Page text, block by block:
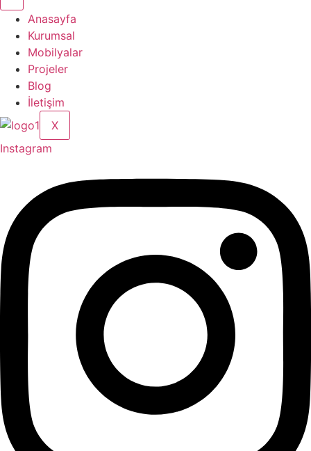
Anasayfa
Kurumsal
Mobilyalar
Projeler
Blog
İletişim
X
Instagram